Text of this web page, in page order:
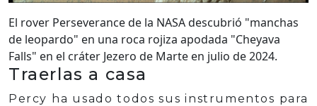
El rover Perseverance de la NASA descubrió "manchas
de leopardo" en una roca rojiza apodada "Cheyava
Falls" en el cráter Jezero de Marte en julio de 2024.
Traerlas a casa
Percy ha usado todos sus instrumentos para